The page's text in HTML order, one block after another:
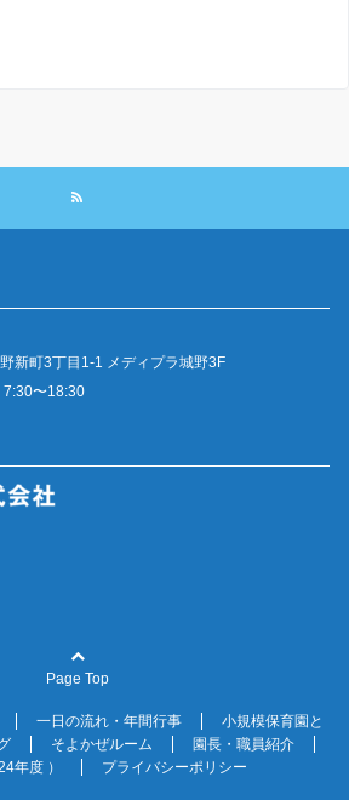
新町3丁目1-1 メディプラ城野3F
7:30〜18:30
Page Top
一日の流れ・年間行事
小規模保育園と
そよかぜルーム
園長・職員紹介
年度 ）
プライバシーポリシー